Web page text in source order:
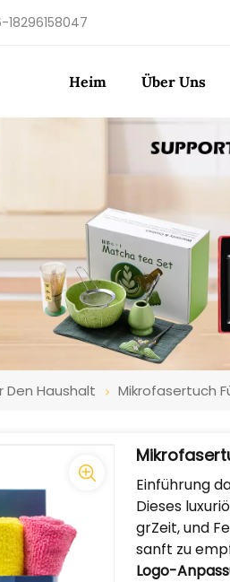
18296158047
Heim Über Uns
Den Haushalt Mikrofasertuch
Einführung
Dieses
grZeit,und
sanft zu
Logo-